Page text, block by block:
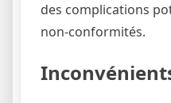
des complications
non-conformités.